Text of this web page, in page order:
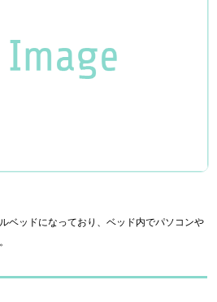
ベッドになっており、ベッド内でパソコンや